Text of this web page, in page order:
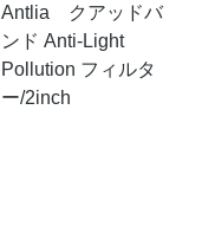
Antlia クアッドバ
ンド Anti-Light
Pollution フィルタ
ー/2inch